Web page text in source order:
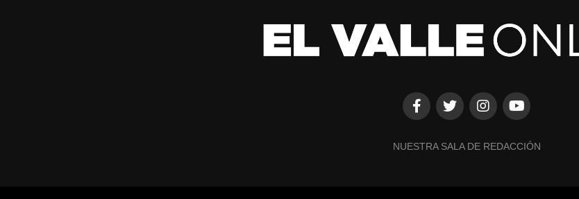
NUESTRA SALA DE REDACCIÓN